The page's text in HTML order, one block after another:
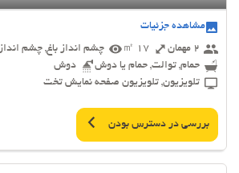
مشاهده جزئیات
2 مهمان
17 ㎡
چشم انداز باغ, چشم انداز
حمام, توالت, حمام یا دوش
دوش
تلویزیون, تلویزیون صفحه نمایش تخت
بررسی در دسترس بودن